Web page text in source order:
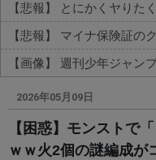
【悲報】 マイナ保険証の
Powered by livedoor 相互
2026年05月09日
【困惑】モンストで
ｗｗ火2個の謎編成が